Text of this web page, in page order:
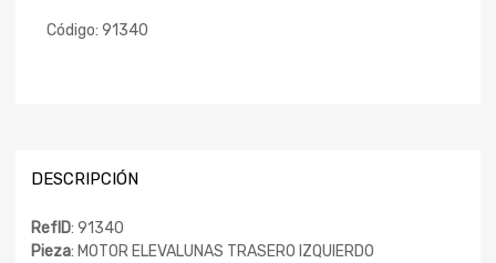
Código: 91340
DESCRIPCIÓN
RefID: 91340
Pieza: MOTOR ELEVALUNAS TRASERO IZQUIERDO